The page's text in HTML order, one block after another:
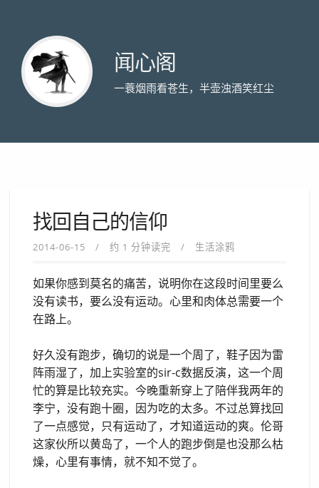
闻心阁
一蓑烟雨看苍生，半壶浊酒笑红尘
找回自己的信仰
2014-06-15 约 1 分钟读完 生活涂鸦
如果你感到莫名的痛苦，说明你在这段时间里要么
没有读书，要么没有运动。心里和肉体总需要一个
在路上。
好久没有跑步，确切的说是一个周了，鞋子因为雷
阵雨湿了，加上实验室的sir-c数据反演，这一个周
忙的算是比较充实。今晚重新穿上了陪伴我两年的
李宁，没有跑十圈，因为吃的太多。不过总算找回
了一点感觉，只有运动了，才知道运动的爽。伦哥
这家伙所以黄岛了，一个人的跑步倒是也没那么枯
燥，心里有事情，就不知不觉了。